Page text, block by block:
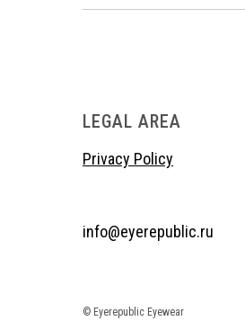
LEGAL AREA
Privacy Policy
info@eyerepublic.ru
© Eyerepublic Eyewear